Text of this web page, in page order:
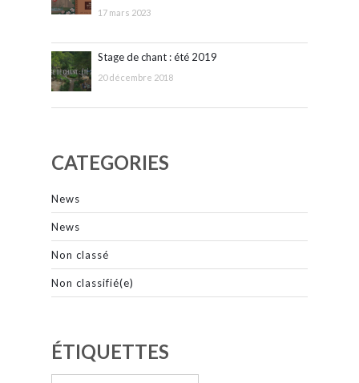
17 mars 2023
Stage de chant : été 2019
20 décembre 2018
CATEGORIES
News
News
Non classé
Non classifié(e)
ÉTIQUETTES